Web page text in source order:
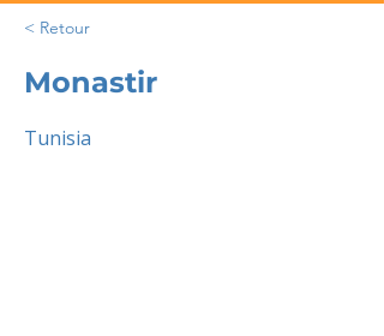
< Retour
Monastir
Tunisia